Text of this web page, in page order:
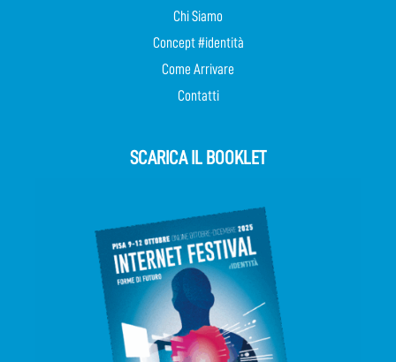
Chi Siamo
Concept #identità
Come Arrivare
Contatti
SCARICA IL BOOKLET